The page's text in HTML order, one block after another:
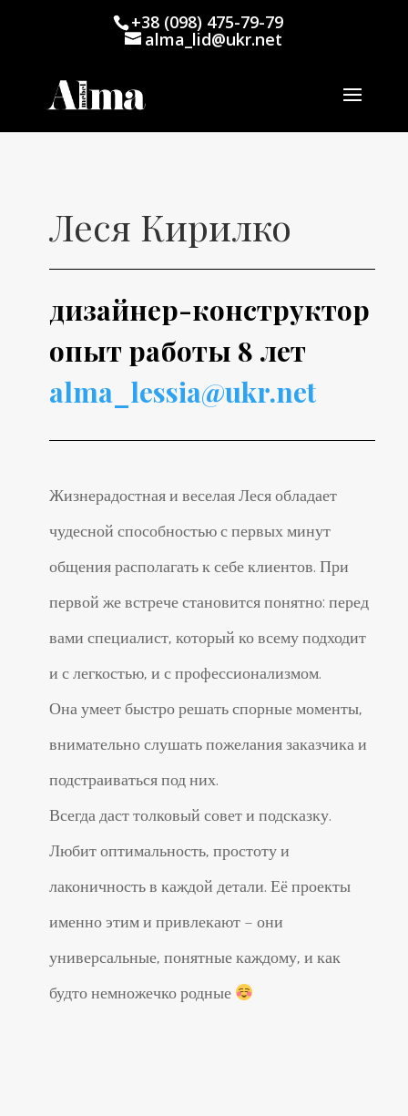
+38 (098) 475-79-79
alma_lid@ukr.net
Леся Кирилко
дизайнер-конструктор
опыт работы 8 лет
alma_lessia@ukr.net
Жизнерадостная и веселая Леся обладает
чудесной способностью с первых минут
общения располагать к себе клиентов. При
первой же встрече становится понятно: перед
вами специалист, который ко всему подходит
и с легкостью, и с профессионализмом.
Она умеет быстро решать спорные моменты,
внимательно слушать пожелания заказчика и
подстраиваться под них.
Всегда даст толковый совет и подсказку.
Любит оптимальность, простоту и
лаконичность в каждой детали. Её проекты
именно этим и привлекают – они
универсальные, понятные каждому, и как
будто немножечко родные